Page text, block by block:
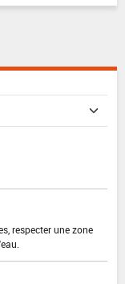
respecter une zone